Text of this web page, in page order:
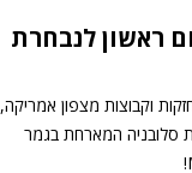
ראשון לנבחרת
וקבוצות מצפון אמריקה,
סלובניה המארחת בגמר